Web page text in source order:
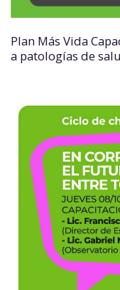
Plan Más Vida
a patologías de